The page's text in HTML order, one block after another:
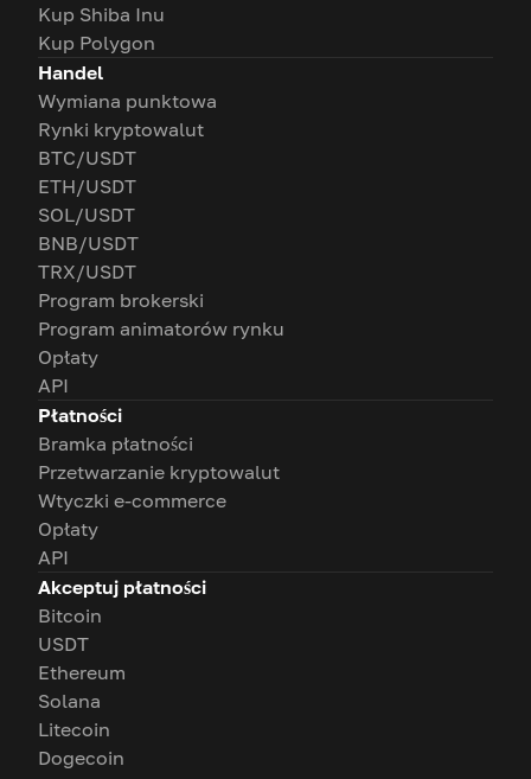
Kup Shiba Inu
Kup Polygon
Handel
Wymiana punktowa
Rynki kryptowalut
BTC/USDT
ETH/USDT
SOL/USDT
BNB/USDT
TRX/USDT
Program brokerski
Program animatorów rynku
Opłaty
API
Płatności
Bramka płatności
Przetwarzanie kryptowalut
Wtyczki e-commerce
Opłaty
API
Akceptuj płatności
Bitcoin
USDT
Ethereum
Solana
Litecoin
Dogecoin